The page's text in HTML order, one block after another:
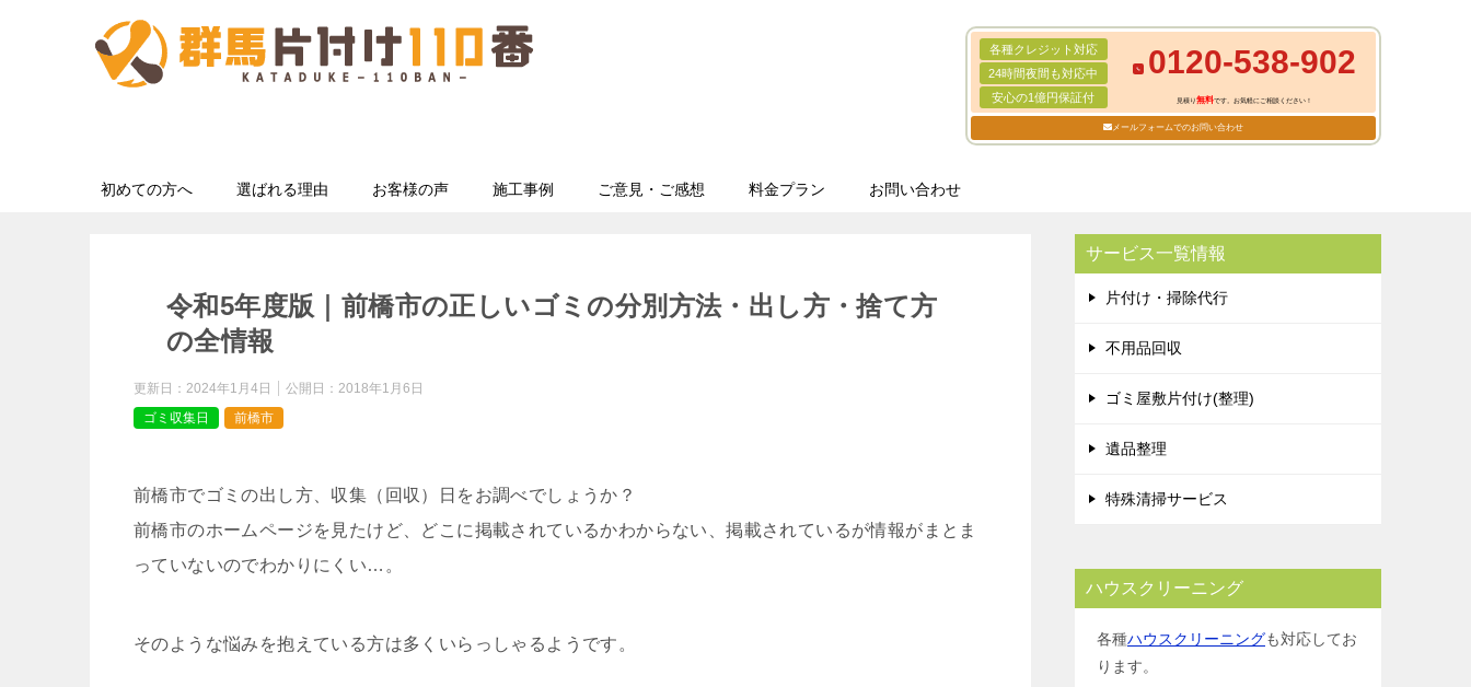
各種クレジット対応
24時間夜間も対応中
安心の1億円保証付
0120-538-902
見積り無料です。お気軽にご相談ください！
メールフォームでのお問い合わせ
初めての方へ 選ばれる理由 お客様の声 施工事例 ご意見・ご感想 料金プラン お問い合わせ
令和5年度版｜前橋市の正しいゴミの分別方法・出し方・捨て方
の全情報
更新日： 2024年1月4日 公開日： 2018年1月6日
ゴミ収集日
前橋市
前橋市でゴミの出し方、収集（回収）日をお調べでしょうか？
前橋市のホームページを見たけど、どこに掲載されているかわからない、掲載されているが情報がまとま
っていないのでわかりにくい…。
そのような悩みを抱えている方は多くいらっしゃるようです。
サービス一覧情報
片付け・掃除代行
不用品回収
ゴミ屋敷片付け(整理)
遺品整理
特殊清掃サービス
ハウスクリーニング
各種ハウスクリーニングも対応してお
ります。